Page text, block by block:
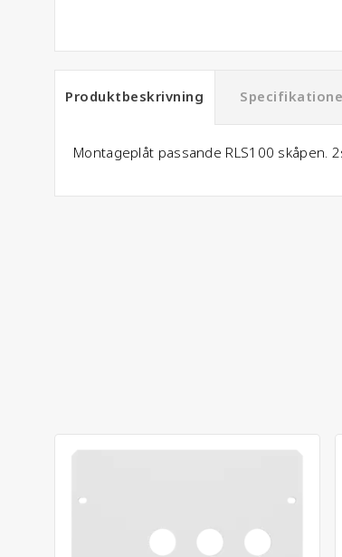
Produktbeskrivning
Montageplåt passande RLS100 skåpen.